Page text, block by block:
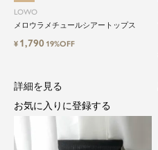
LOWO
メロウラメチュールシアートップス
¥ 1,790 19%OFF
詳細を見る
お気に入りに登録する